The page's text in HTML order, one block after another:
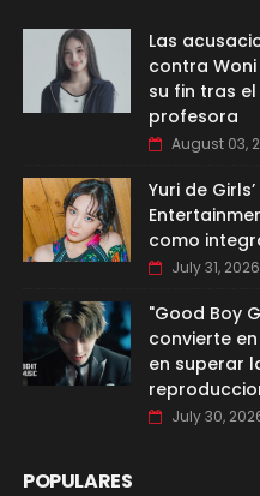
Las
contra Woni
su fin tras
profesora
August 03,
Yuri de
como
July 31, 2026
"Good Boy
convierte
en superar
July 30,
POPULARES